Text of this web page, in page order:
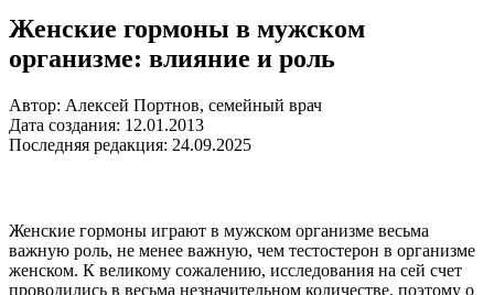
Женские гормоны в мужском
организме: влияние и роль
Автор: Алексей Портнов, семейный врач
Дата создания: 12.01.2013
Последняя редакция: 24.09.2025
Женские гормоны играют в мужском организме весьма
важную роль, не менее важную, чем тестостерон в организме
женском. К великому сожалению, исследования на сей счет
проводились в весьма незначительном количестве, поэтому о